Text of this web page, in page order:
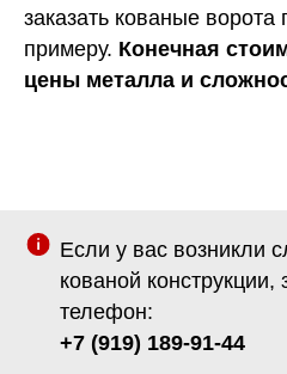
заказать кованые ворота
примеру. Конечная
цены металла и
Если у вас возникли
кованой
телефон:
+7 (919) 189-91-44